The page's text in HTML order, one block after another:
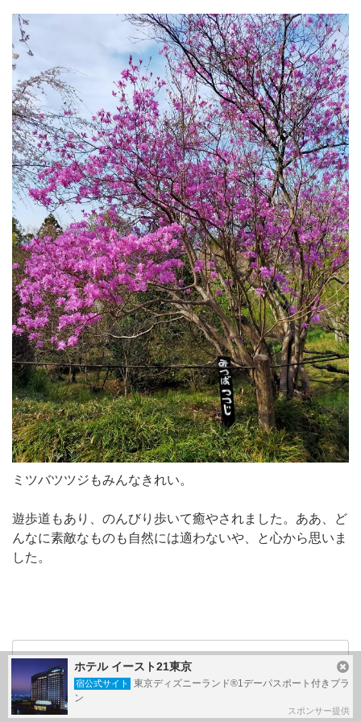
ミツバツツジもみんなきれい。
遊歩道もあり、のんびり歩いて癒やされました。ああ、ど
んなに素敵なものも自然には適わないや、と心から思いま
した。
もっと見る
ホテル イースト21東京
宿公式サイト
東京ディズニーランド®1デーパスポート付きプラ
ン
スポンサー提供